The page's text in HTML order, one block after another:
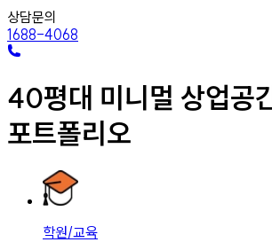
상담문의
1688-4068
40평대 미니멀 상업공
포트폴리오
학원/교육